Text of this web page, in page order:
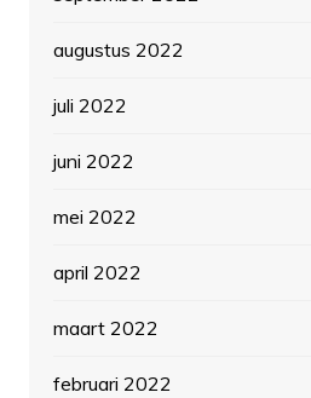
augustus 2022
juli 2022
juni 2022
mei 2022
april 2022
maart 2022
februari 2022